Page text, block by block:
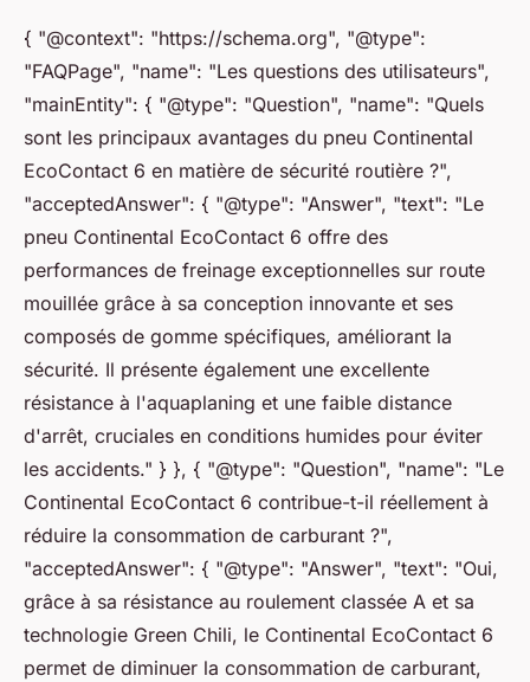
{ "@context": "https://schema.org", "@type":
"FAQPage", "name": "Les questions des utilisateurs",
"mainEntity": { "@type": "Question", "name": "Quels
sont les principaux avantages du pneu Continental
EcoContact 6 en matière de sécurité routière ?",
"acceptedAnswer": { "@type": "Answer", "text": "Le
pneu Continental EcoContact 6 offre des
performances de freinage exceptionnelles sur route
mouillée grâce à sa conception innovante et ses
composés de gomme spécifiques, améliorant la
sécurité. Il présente également une excellente
résistance à l'aquaplaning et une faible distance
d'arrêt, cruciales en conditions humides pour éviter
les accidents." } }, { "@type": "Question", "name": "Le
Continental EcoContact 6 contribue-t-il réellement à
réduire la consommation de carburant ?",
"acceptedAnswer": { "@type": "Answer", "text": "Oui,
grâce à sa résistance au roulement classée A et sa
technologie Green Chili, le Continental EcoContact 6
permet de diminuer la consommation de carburant,